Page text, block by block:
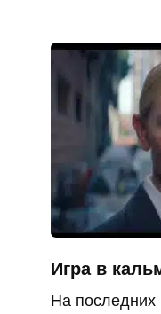
Игра в
На последних